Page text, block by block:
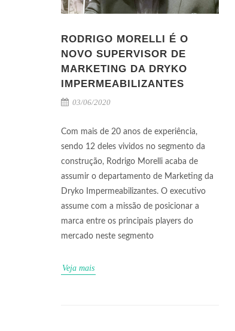
RODRIGO MORELLI É O
NOVO SUPERVISOR DE
MARKETING DA DRYKO
IMPERMEABILIZANTES
03/06/2020
Com mais de 20 anos de experiência,
sendo 12 deles vividos no segmento da
construção, Rodrigo Morelli acaba de
assumir o departamento de Marketing da
Dryko Impermeabilizantes. O executivo
assume com a missão de posicionar a
marca entre os principais players do
mercado neste segmento
Veja mais